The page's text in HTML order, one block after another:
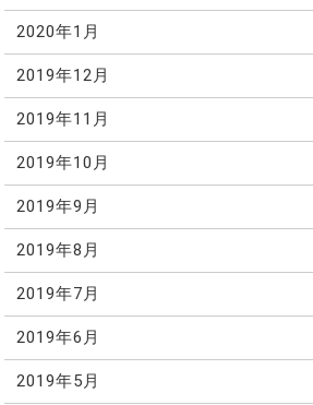
2020年1月
2019年12月
2019年11月
2019年10月
2019年9月
2019年8月
2019年7月
2019年6月
2019年5月